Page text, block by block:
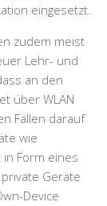
eingesetzt.
zudem meist
Lehr- und
an den
über WLAN
Fällen darauf
wie
Form eines
Geräte
Device